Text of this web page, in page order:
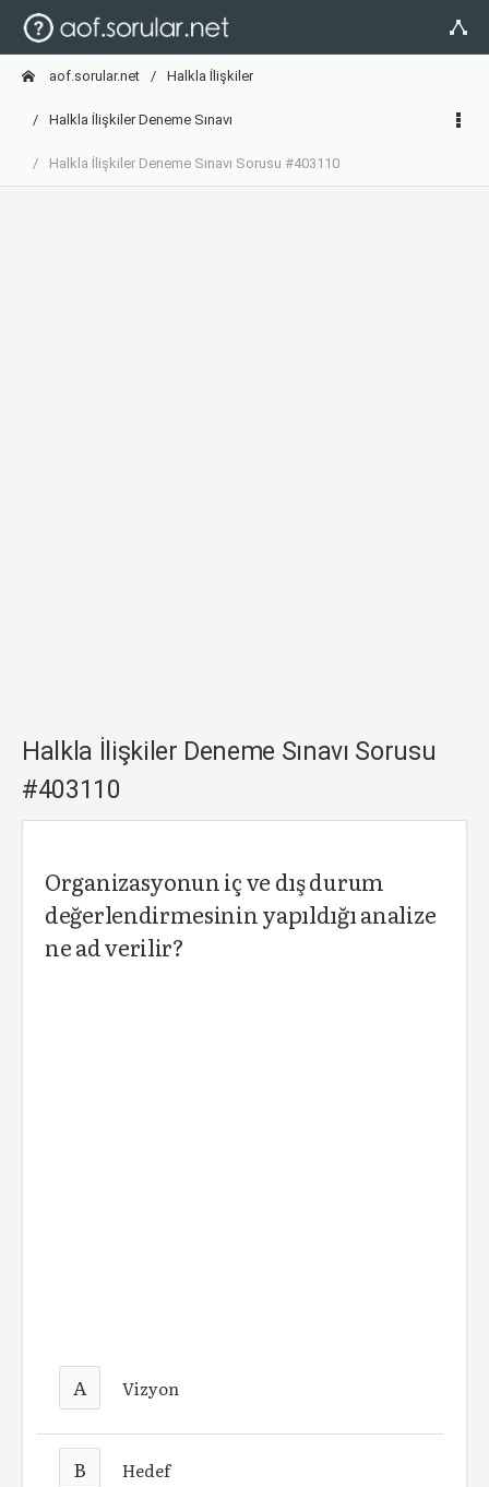
aof.sorular.net Halkla İlişkiler
Halkla İlişkiler Deneme Sınavı
Halkla İlişkiler Deneme Sınavı Sorusu #403110
Halkla İlişkiler Deneme Sınavı Sorusu
#403110
Organizasyonun iç ve dış durum
değerlendirmesinin yapıldığı analize
ne ad verilir?
A Vizyon
B Hedef